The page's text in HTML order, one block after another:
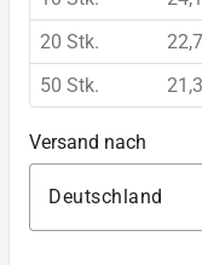
20 Stk.
50 Stk.
Versand nach
Deutschland